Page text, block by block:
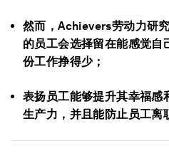
然而，Achievers劳动力研
的员工会选择留在能感觉自
份工作挣得少；
表扬员工能够提升其幸福感
生产力，并且能防止员工离